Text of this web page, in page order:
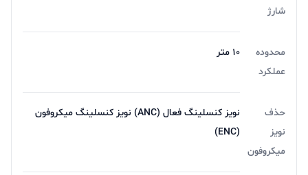
شارژ
محدوده
عملکرد
10 متر
حذف
نویز
میکروفون
نویز کنسلینگ فعال (ANC) نویز کنسلینگ میکروفون
(ENC)